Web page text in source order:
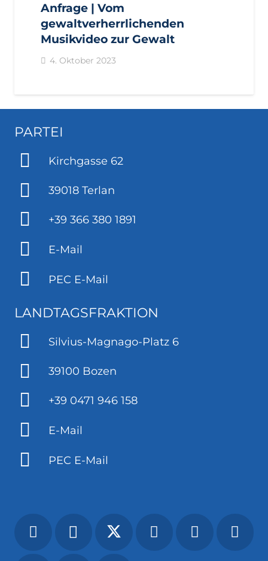
Anfrage | Vom
gewaltverherrlichenden
Musikvideo zur Gewalt
4. Oktober 2023
PARTEI
Kirchgasse 62
39018 Terlan
+39 366 380 1891
E-Mail
PEC E-Mail
LANDTAGSFRAKTION
Silvius-Magnago-Platz 6
39100 Bozen
+39 0471 946 158
E-Mail
PEC E-Mail